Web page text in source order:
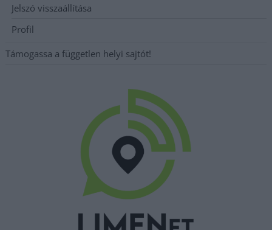
Jelszó visszaállítása
Profil
Támogassa a független helyi sajtót!